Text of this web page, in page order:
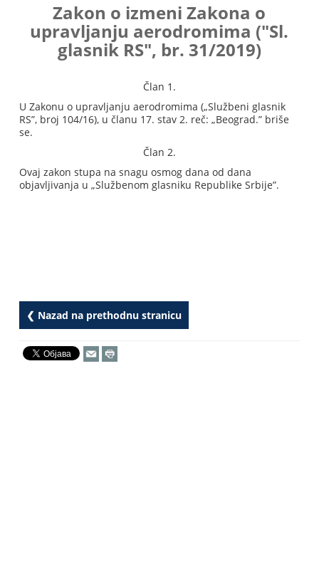
Zakon o izmeni Zakona o
upravljanju aerodromima ("Sl.
glasnik RS", br. 31/2019)
Član 1.
U Zakonu o upravljanju aerodromima („Službeni glasnik
RS”, broj 104/16), u članu 17. stav 2. reč: „Beograd.” briše
se.
Član 2.
Ovaj zakon stupa na snagu osmog dana od dana
objavljivanja u „Službenom glasniku Republike Srbije”.
❮ Nazad na prethodnu stranicu